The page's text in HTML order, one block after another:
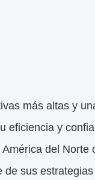
más altas y
eficiencia y
del
sus